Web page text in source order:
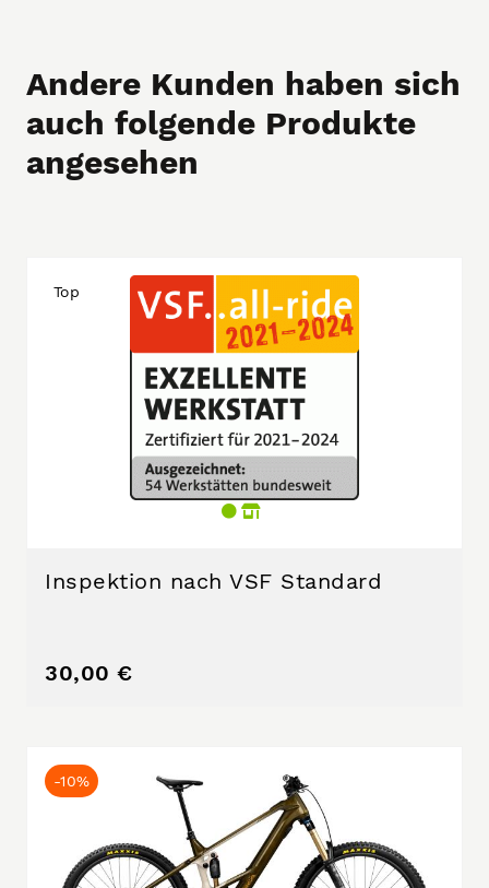
Andere Kunden haben sich
auch folgende Produkte
angesehen
Top
Inspektion nach VSF Standard
30,00 €
-10%